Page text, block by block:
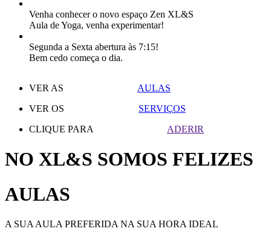
Venha conhecer o novo espaço Zen XL&S
Aula de Yoga, venha experimentar!
Segunda a Sexta abertura às 7:15!
Bem cedo começa o dia.
VER AS
AULAS
VER OS
SERVIÇOS
CLIQUE PARA
ADERIR
NO XL&S SOMOS FELIZES
AULAS
A SUA AULA PREFERIDA NA SUA HORA IDEAL